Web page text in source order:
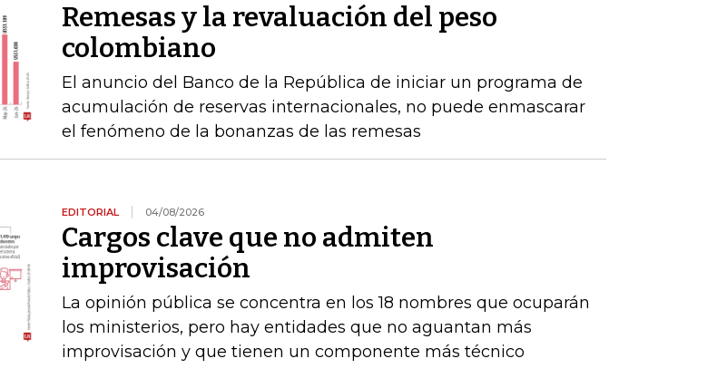
Remesas y la revaluación del peso
colombiano
El anuncio del Banco de la República de iniciar un programa de
acumulación de reservas internacionales, no puede enmascarar
el fenómeno de la bonanzas de las remesas
EDITORIAL 04/08/2026
Cargos clave que no admiten
improvisación
La opinión pública se concentra en los 18 nombres que ocuparán
los ministerios, pero hay entidades que no aguantan más
improvisación y que tienen un componente más técnico